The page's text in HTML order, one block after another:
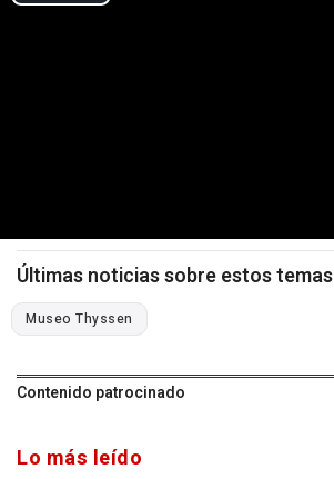
Últimas noticias sobre estos temas
Museo Thyssen
Contenido patrocinado
Lo más leído